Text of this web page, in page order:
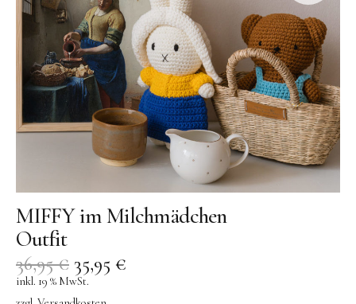
MIFFY im Milchmädchen
Outfit
36,95€ 35,95 €
inkl. 19 % MwSt.